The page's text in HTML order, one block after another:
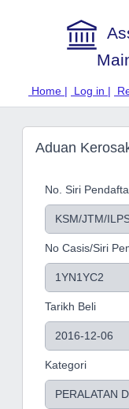
Home | Log in |
Aduan
No. Siri
No Casis/Siri
Tarikh Beli
Kategori